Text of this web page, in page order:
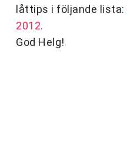
låttips i följande lista:
2012.
God Helg!